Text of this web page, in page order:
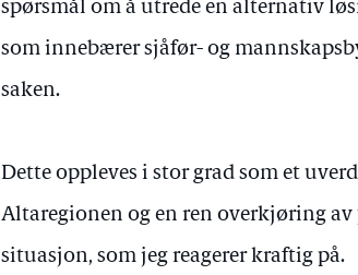
spørsmål om å utrede en alternativ
som innebærer sjåfør- og
saken.
Dette oppleves i stor grad som et
Altaregionen og en ren overkjøring
situasjon, som jeg reagerer kraftig på.